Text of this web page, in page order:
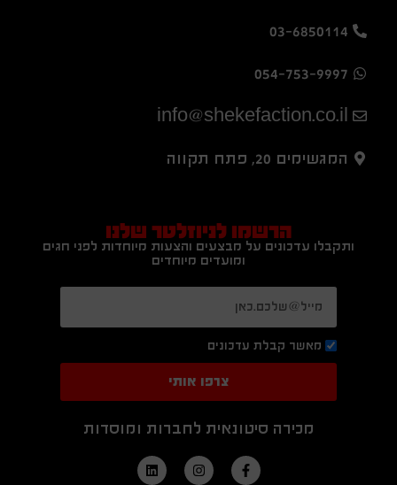
03-6850114
054-753-9997
info@shekefaction.co.il
המגשימים 20, פתח תקווה
הרשמו לניוזלטר שלנו
ותקבלו עדכונים על מבצעים והצעות מיוחדות לפני חגים
ומועדים מיוחדים
מאשר קבלת עדכונים
צרפו אותי
מכירה סיטונאית לחברות ומוסדות